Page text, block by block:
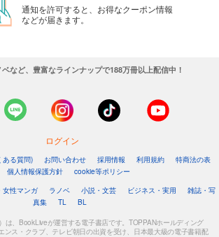
通知を許可すると、お得なクーポン情報
などが届きます。
など、豊富なラインナップで188万冊以上配信中！
ログイン
ある質問) お問い合わせ 採用情報 利用規約
特商法の表
個人情報保護方針
cookie等ポリシー
女性マンガ ラノベ 小説・文芸 ビジネス・実用
雑誌・写
真集
TL BL
は、BookLiveが運営する電子書店です。TOPPANホールディング
ンス・クラブ、テレビ朝日の出資を受け、日本最大級の電子書籍配